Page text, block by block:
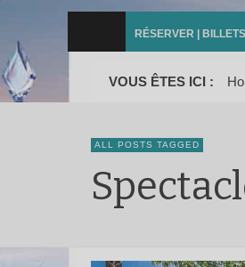
RÉSERVER | BILLETS
VOUS ÊTES ICI :
ALL POSTS TAGGED